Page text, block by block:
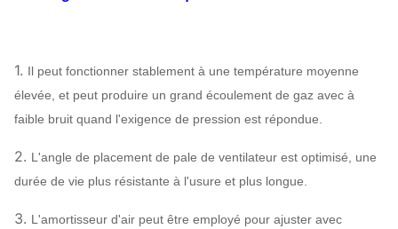
refroidissement à l'huile
Moteur
ABB, SIEMENS,
WEG, TECO, SIMO,
SS304, SS316,
HG785, DB685…
1. Il peut fonctionner stablement à une température moyenne
élevée, et peut produire un grand écoulement de gaz avec à
faible bruit quand l'exigence de pression est répondue.
2. L'angle de placement de pale de ventilateur est optimisé, une
durée de vie plus résistante à l'usure et plus longue.
3. L'amortisseur d'air peut être employé pour ajuster avec